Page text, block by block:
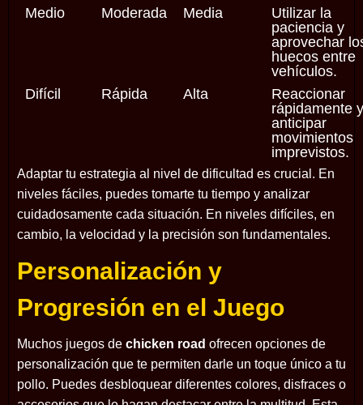
Medio
Moderada Media
Utilizar la
paciencia y
aprovechar
huecos entre
vehículos.
Difícil
Rápida Alta
Reaccionar
rápidamente y
anticipar
movimientos
imprevistos.
Adaptar tu estrategia al nivel de dificultad es crucial. En
niveles fáciles, puedes tomarte tu tiempo y analizar
cuidadosamente cada situación. En niveles difíciles, en
cambio, la velocidad y la precisión son fundamentales.
Personalización y
Progresión en el Juego
Muchos juegos de chicken road ofrecen opciones de
personalización que te permiten darle un toque único a tu
pollo. Puedes desbloquear diferentes colores, disfraces o